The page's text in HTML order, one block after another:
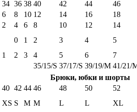
34 36 38 40 42 44
46
6 8 10 12 14 16
18
2 4 6 8 10 12
14
0 1 2 3 4
5
1 2 3 4 5 6
7
35/15/S 37/17/S 39/19/M 41/21/
Брюки, юбки и шорты
40 42 44 46 48 50
52
XS S M M L L
XL